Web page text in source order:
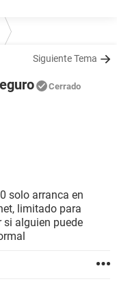
Siguiente Tema
Cerrado
solo arranca en
limitado para
alguien puede